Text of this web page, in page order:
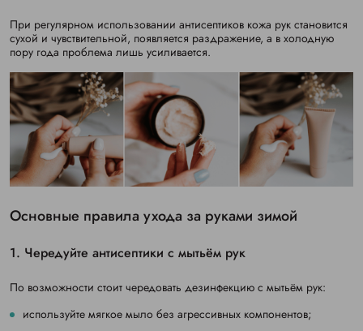
При регулярном использовании антисептиков кожа рук становится
сухой и чувствительной, появляется раздражение, а в холодную
пору года проблема лишь усиливается.
Основные правила ухода за руками зимой
1. Чередуйте антисептики с мытьём рук
По возможности стоит чередовать дезинфекцию с мытьём рук:
используйте мягкое мыло без агрессивных компонентов;